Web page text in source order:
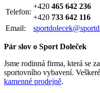
Telefon:
+420 465 642 236
+420 733 642 116
Email:
Pár slov o Sport Doleček
Jsme rodinná firma, která se
sportovního vybavení.
kamenné prodejně.